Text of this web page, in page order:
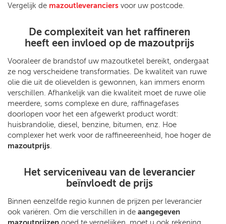
Vergelijk de mazoutleveranciers voor uw postcode.
De complexiteit van het raffineren
heeft een invloed op de mazoutprijs
Vooraleer de brandstof uw mazoutketel bereikt, ondergaat
ze nog verscheidene transformaties. De kwaliteit van ruwe
olie die uit de olievelden is gewonnen, kan immers enorm
verschillen. Afhankelijk van die kwaliteit moet de ruwe olie
meerdere, soms complexe en dure, raffinagefases
doorlopen voor het een afgewerkt product wordt:
huisbrandolie, diesel, benzine, bitumen, enz. Hoe
complexer het werk voor de raffineereenheid, hoe hoger de
mazoutprijs.
Het serviceniveau van de leverancier
beïnvloedt de prijs
Binnen eenzelfde regio kunnen de prijzen per leverancier
ook variëren. Om die verschillen in de aangegeven